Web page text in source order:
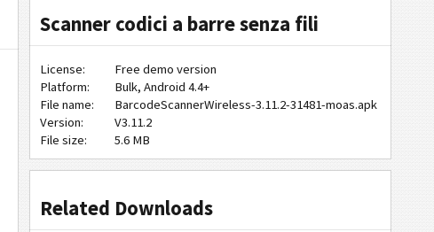
Scanner codici a barre senza fili
License:
Free demo version
Platform:
Bulk, Android 4.4+
File name:
BarcodeScannerWireless-3.11.2-31481-moas.apk
Version:
V3.11.2
File size:
5.6 MB
Related Downloads